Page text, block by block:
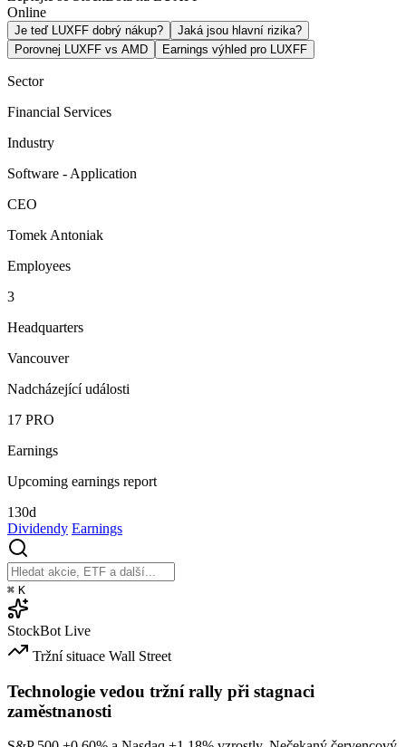
Online
Je teď LUXFF dobrý nákup?
Jaká jsou hlavní rizika?
Porovnej LUXFF vs AMD
Earnings výhled pro LUXFF
Sector
Financial Services
Industry
Software - Application
CEO
Tomek Antoniak
Employees
3
Headquarters
Vancouver
Nadcházející události
17 PRO
Earnings
Upcoming earnings report
130d
Dividendy Earnings
⌘ K
StockBot Live
Tržní situace Wall Street
Technologie vedou tržní rally při stagnaci
zaměstnanosti